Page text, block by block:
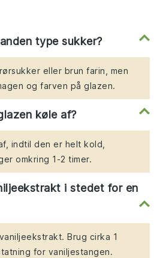
type sukker?
eller brun farin, men
og farven på glazen.
køle af?
indtil den er helt kold,
omkring 1-2 timer.
i stedet for en
Brug cirka 1
for vaniljestangen.